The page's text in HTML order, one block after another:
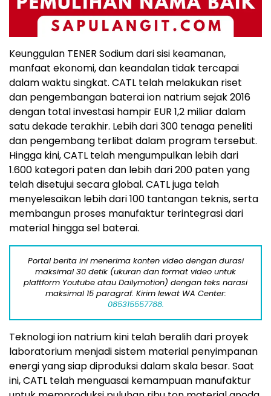
Keunggulan TENER Sodium dari sisi keamanan,
manfaat ekonomi, dan keandalan tidak tercapai
dalam waktu singkat. CATL telah melakukan riset
dan pengembangan baterai ion natrium sejak 2016
dengan total investasi hampir EUR 1,2 miliar dalam
satu dekade terakhir. Lebih dari 300 tenaga peneliti
dan pengembang terlibat dalam program tersebut.
Hingga kini, CATL telah mengumpulkan lebih dari
1.600 kategori paten dan lebih dari 200 paten yang
telah disetujui secara global. CATL juga telah
menyelesaikan lebih dari 100 tantangan teknis, serta
membangun proses manufaktur terintegrasi dari
material hingga sel baterai.
Portal berita ini menerima konten video dengan durasi
maksimal 30 detik (ukuran dan format video untuk
plaftform Youtube atau Dailymotion) dengan teks narasi
maksimal 15 paragraf. Kirim lewat WA Center:
085315557788.
Teknologi ion natrium kini telah beralih dari proyek
laboratorium menjadi sistem material penyimpanan
energi yang siap diproduksi dalam skala besar. Saat
ini, CATL telah menguasai kemampuan manufaktur